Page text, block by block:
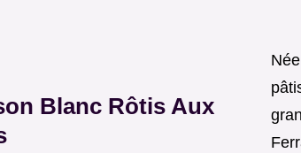
Blanc Rôtis Aux